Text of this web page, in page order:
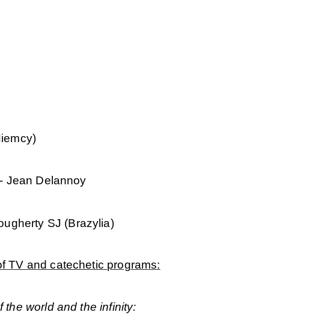
- Jean Delannoy
SJ (Brazylia)
TV and catechetic programs:
world and the infinity: